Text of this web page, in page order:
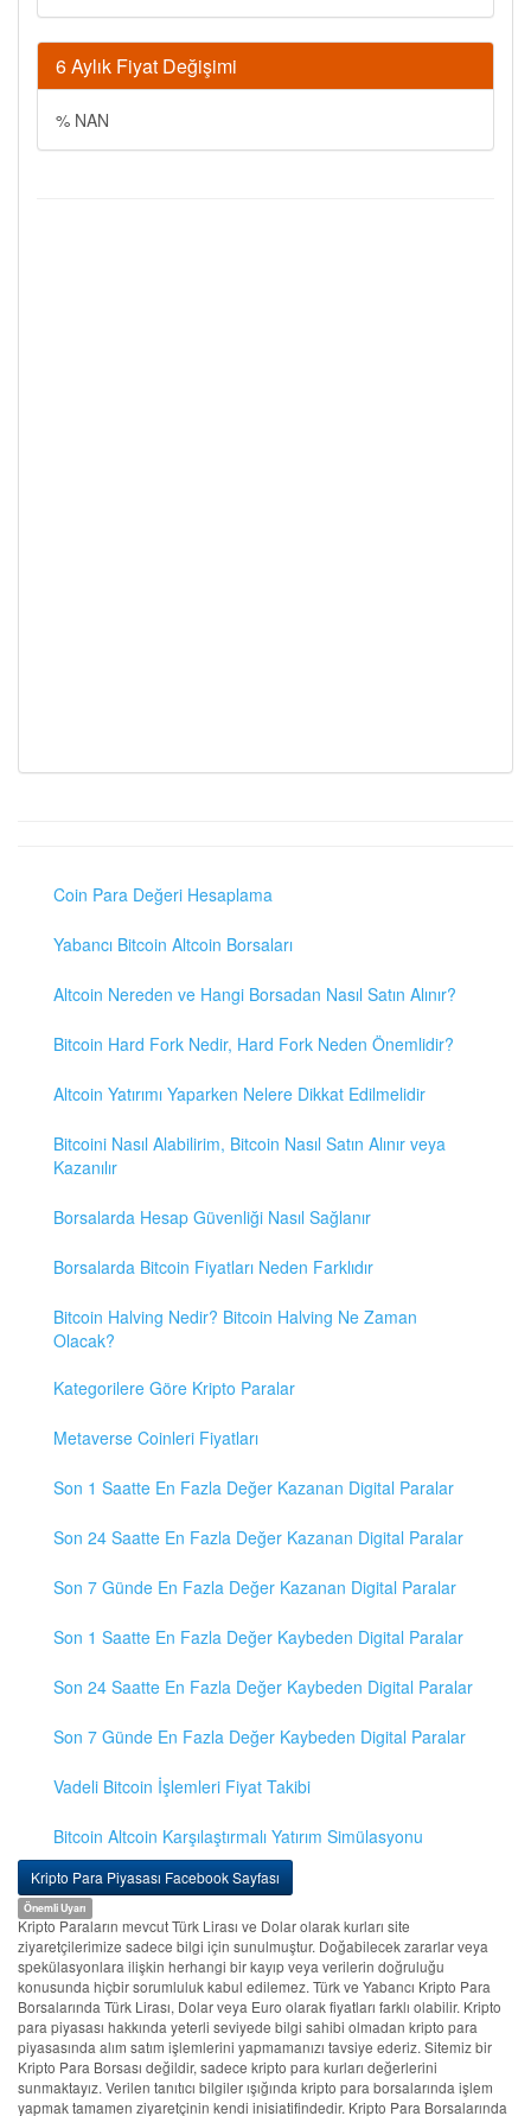
6 Aylık Fiyat Değişimi
% NAN
Coin Para Değeri Hesaplama
Yabancı Bitcoin Altcoin Borsaları
Altcoin Nereden ve Hangi Borsadan Nasıl Satın Alınır?
Bitcoin Hard Fork Nedir, Hard Fork Neden Önemlidir?
Altcoin Yatırımı Yaparken Nelere Dikkat Edilmelidir
Bitcoini Nasıl Alabilirim, Bitcoin Nasıl Satın Alınır veya
Kazanılır
Borsalarda Hesap Güvenliği Nasıl Sağlanır
Borsalarda Bitcoin Fiyatları Neden Farklıdır
Bitcoin Halving Nedir? Bitcoin Halving Ne Zaman
Olacak?
Kategorilere Göre Kripto Paralar
Metaverse Coinleri Fiyatları
Son 1 Saatte En Fazla Değer Kazanan Digital Paralar
Son 24 Saatte En Fazla Değer Kazanan Digital Paralar
Son 7 Günde En Fazla Değer Kazanan Digital Paralar
Son 1 Saatte En Fazla Değer Kaybeden Digital Paralar
Son 24 Saatte En Fazla Değer Kaybeden Digital Paralar
Son 7 Günde En Fazla Değer Kaybeden Digital Paralar
Vadeli Bitcoin İşlemleri Fiyat Takibi
Bitcoin Altcoin Karşılaştırmalı Yatırım Simülasyonu
Kripto Para Piyasası Facebook Sayfası
Önemli Uyarı
Kripto Paraların mevcut Türk Lirası ve Dolar olarak kurları site
ziyaretçilerimize sadece bilgi için sunulmuştur. Doğabilecek zararlar veya
spekülasyonlara ilişkin herhangi bir kayıp veya verilerin doğruluğu
konusunda hiçbir sorumluluk kabul edilemez. Türk ve Yabancı Kripto Para
Borsalarında Türk Lirası, Dolar veya Euro olarak fiyatları farklı olabilir. Kripto
para piyasası hakkında yeterli seviyede bilgi sahibi olmadan kripto para
piyasasında alım satım işlemlerini yapmamanızı tavsiye ederiz. Sitemiz bir
Kripto Para Borsası değildir, sadece kripto para kurları değerlerini
sunmaktayız. Verilen tanıtıcı bilgiler ışığında kripto para borsalarında işlem
yapmak tamamen ziyaretçinin kendi inisiatifindedir. Kripto Para Borsalarında